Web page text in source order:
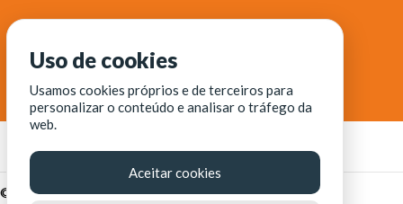
© Fortaleza Digital || CITINOVA - Fundação de Ciência,
Uso de cookies
Usamos cookies próprios e de terceiros para
personalizar o conteúdo e analisar o tráfego da
web.
Aceitar cookies